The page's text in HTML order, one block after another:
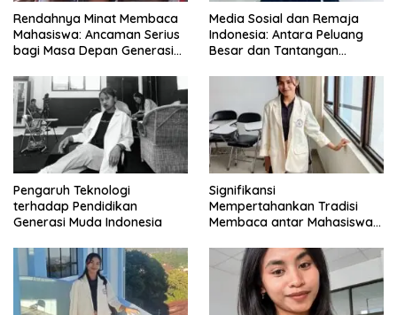
Rendahnya Minat Membaca
Mahasiswa: Ancaman Serius
bagi Masa Depan Generasi
Media Sosial dan Remaja
Indonesia: Antara Peluang
Besar dan Tantangan
Pengaruh Teknologi
terhadap Pendidikan
Generasi Muda Indonesia
Signifikansi
Mempertahankan Tradisi
Membaca antar Mahasiswa